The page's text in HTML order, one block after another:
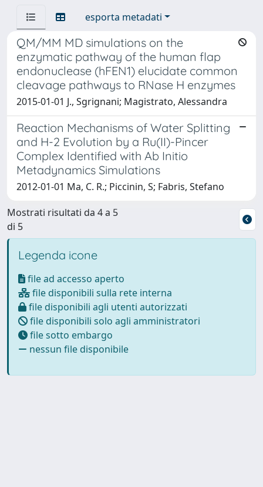
esporta metadati
QM/MM MD simulations on the
enzymatic pathway of the human flap
endonuclease (hFEN1) elucidate common
cleavage pathways to RNase H enzymes
2015-01-01 J., Sgrignani; Magistrato, Alessandra
Reaction Mechanisms of Water Splitting
and H-2 Evolution by a Ru(II)-Pincer
Complex Identified with Ab Initio
Metadynamics Simulations
2012-01-01 Ma, C. R.; Piccinin, S; Fabris, Stefano
Mostrati risultati da 4 a 5
di 5
Legenda icone
file ad accesso aperto
file disponibili sulla rete interna
file disponibili agli utenti autorizzati
file disponibili solo agli amministratori
file sotto embargo
nessun file disponibile